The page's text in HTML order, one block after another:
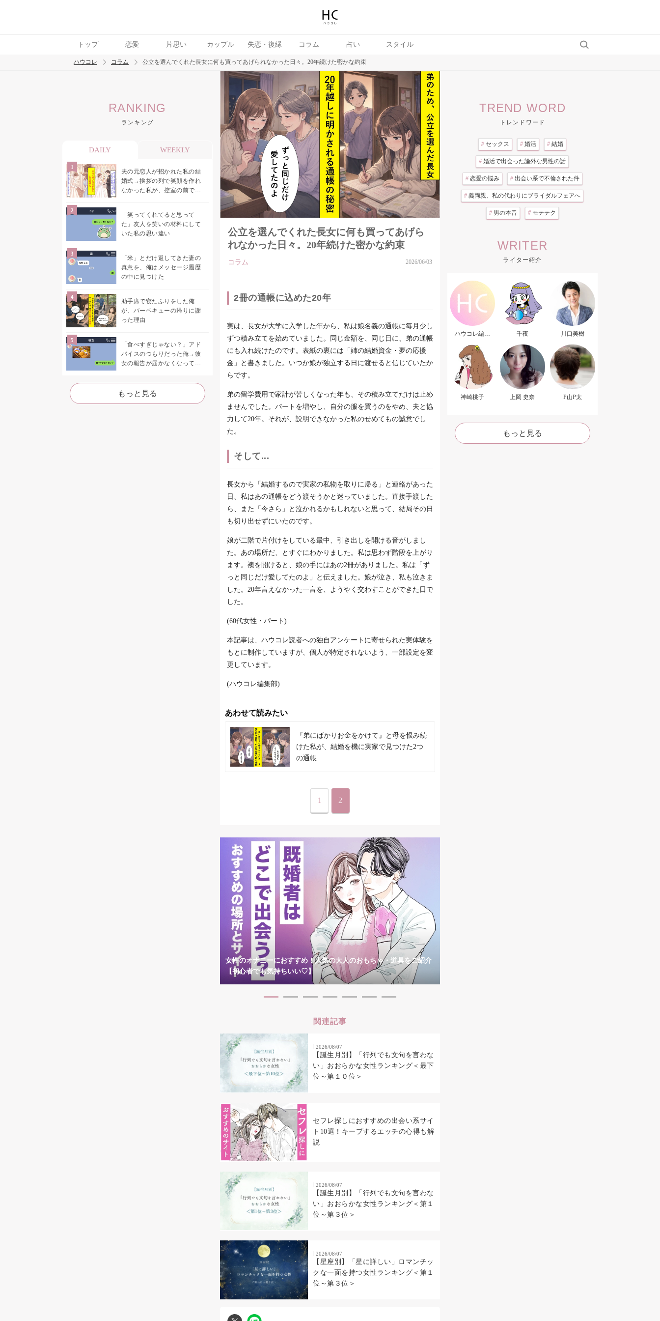
トップ 恋愛 片思い カップル 失恋・復縁 コラム 占い スタイル
トレンド ワード
婚活
ハウコレ コラム 公立を選んでくれた長女に何も買ってあげられなかった日々。20年続けた密かな約束
RANKING
ランキング
DAILY WEEKLY
夫の元恋人が招かれた私の結
婚式→挨拶の列で笑顔を作れ
なかった私が、控室の前で彼
「笑ってくれてると思って
た」友人を笑いの材料にして
いた私の思い違い
「米」とだけ返してきた妻の
真意を、俺はメッセージ履歴
の中に見つけた
助手席で寝たふりをした俺
が、バーベキューの帰りに謝
った理由
「食べすぎじゃない？」アド
バイスのつもりだった俺→彼
女の報告が届かなくなって、
た
もっと見る
公立を選んでくれた長女に何も買ってあげら
れなかった日々。20年続けた密かな約束
コラム 2026/06/03
2冊の通帳に込めた20年
実は、長女が大学に入学した年から、私は娘名義の通帳に毎月少し
ずつ積み立てを始めていました。同じ金額を、同じ日に、弟の通帳
にも入れ続けたのです。表紙の裏には「姉の結婚資金・夢の応援
金」と書きました。いつか娘が独立する日に渡せると信じていたか
らです。
弟の留学費用で家計が苦しくなった年も、その積み立てだけは止め
ませんでした。パートを増やし、自分の服を買うのをやめ、夫と協
力して20年。それが、説明できなかった私のせめてもの誠意でし
た。
そして...
長女から「結婚するので実家の私物を取りに帰る」と連絡があった
日、私はあの通帳をどう渡そうかと迷っていました。直接手渡した
ら、また「今さら」と泣かれるかもしれないと思って、結局その日
も切り出せずにいたのです。
娘が二階で片付けをしている最中、引き出しを開ける音がしまし
た。あの場所だ、とすぐにわかりました。私は思わず階段を上がり
ます。襖を開けると、娘の手にはあの2冊がありました。私は「ず
っと同じだけ愛してたのよ」と伝えました。娘が泣き、私も泣きま
した。20年言えなかった一言を、ようやく交わすことができた日で
した。
(60代女性・パート)
本記事は、ハウコレ読者への独自アンケートに寄せられた実体験を
もとに制作していますが、個人が特定されないよう、一部設定を変
更しています。
(ハウコレ編集部)
あわせて読みたい
『弟にばかりお金をかけて』と母を恨み続
けた私が、結婚を機に実家で見つけた2つ
の通帳
1 2
女性のオナニーにおすすめ！人気の大人のおもちゃ・道具をご紹介
【初心者でも気持ちいい♡】
関連記事
2026/08/07
【誕生月別】「行列でも文句を言わな
い」おおらかな女性ランキング＜最下
位～第１０位＞
セフレ探しにおすすめの出会い系サイ
ト10選！キープするエッチの心得も解
説
2026/08/07
【誕生月別】「行列でも文句を言わな
い」おおらかな女性ランキング＜第１
位～第３位＞
2026/08/07
【星座別】「星に詳しい」ロマンチッ
クな一面を持つ女性ランキング＜第１
位～第３位＞
TREND WORD
トレンドワード
# セックス # 婚活 # 結婚
# 婚活で出会った論外な男性の話
# 恋愛の悩み # 出会い系で不倫された件
# 義両親、私の代わりにブライダルフェアへ
# 男の本音 # モテテク
WRITER
ライター紹介
ハウコレ編集
千夜 川口美樹
神崎桃子 上岡 史奈 P山P太
もっと見る